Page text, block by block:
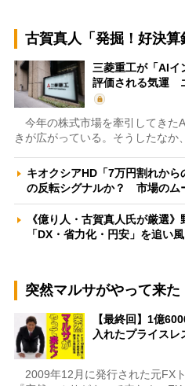
古賀真人「発掘！好決算
三菱重工が「AIイ
評価される気運
今年の株式市場を牽引してきた
きが広がっている。そうしたなか
キオクシアHD「7万円割れか
の反転シグナルか？ 市場の
《億り人・古賀真人氏が厳選
「DX・省力化・円安」を追い
突然マルサがやって来た
【最終回】1億
入れたプライス
2009年12月に発行された元FX